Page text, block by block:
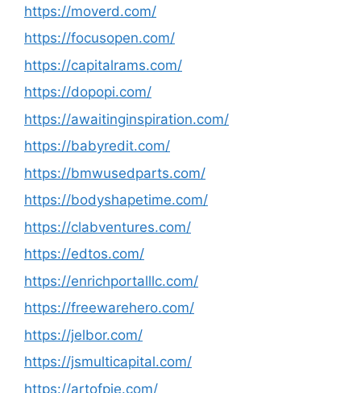
https://moverd.com/
https://focusopen.com/
https://capitalrams.com/
https://dopopi.com/
https://awaitinginspiration.com/
https://babyredit.com/
https://bmwusedparts.com/
https://bodyshapetime.com/
https://clabventures.com/
https://edtos.com/
https://enrichportalllc.com/
https://freewarehero.com/
https://jelbor.com/
https://jsmulticapital.com/
https://artofpie.com/